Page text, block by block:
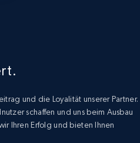
und die Loyalität unserer Partner.
schaffen und uns beim Ausbau
Ihren Erfolg und bieten Ihnen